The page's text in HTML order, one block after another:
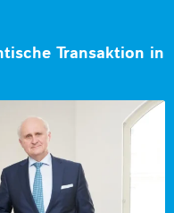
Transaktion in